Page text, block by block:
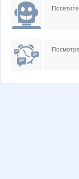
Naatka
Rakushka